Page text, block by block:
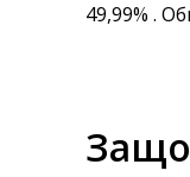
49,99% .